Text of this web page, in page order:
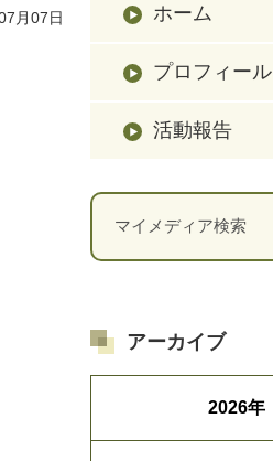
月07日 ホーム
プロフィール
活動報告
アーカイブ
2026年